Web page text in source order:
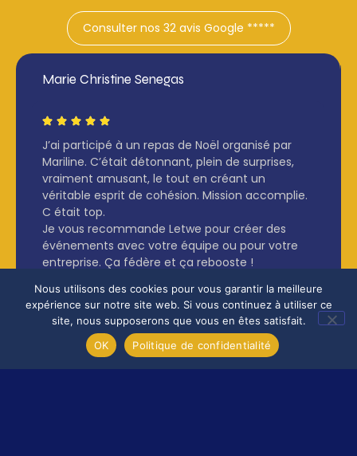
Consulter nos 32 avis Google *****
Marie Christine Senegas
J’ai participé à un repas de Noël organisé par
Mariline. C’était détonnant, plein de surprises,
vraiment amusant, le tout en créant un
véritable esprit de cohésion. Mission accomplie.
C était top.
Je vous recommande Letwe pour créer des
événements avec votre équipe ou pour votre
entreprise. Ça fédère et ça rebooste !
Les news LETWE
Nous utilisons des cookies pour vous garantir la meilleure
expérience sur notre site web. Si vous continuez à utiliser ce
site, nous supposerons que vous en êtes satisfait.
OK
Politique de confidentialité